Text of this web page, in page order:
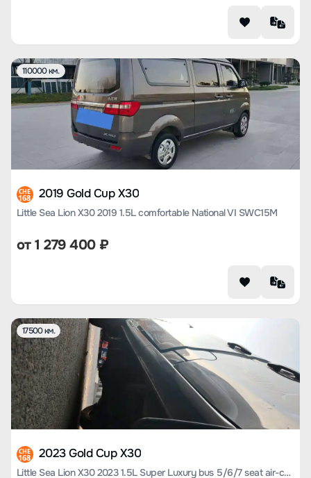
110000 км.
CHE
168 2019 Gold Cup X30
Little Sea Lion X30 2019 1.5L comfortable National VI SWC15M
от1 279 400₽
17500 км.
CHE
168 2023 Gold Cup X30
Little Sea Lion X30 2023 1.5L Super Luxury bus 5/6/7 seat air-conditioned version SWC15M